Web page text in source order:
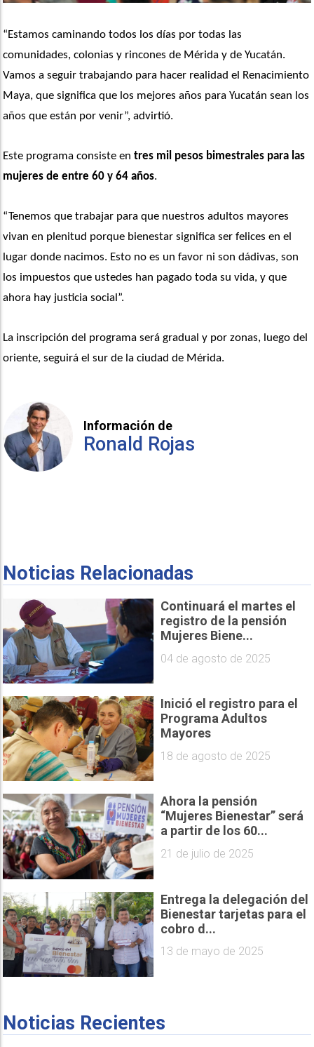
“Estamos caminando todos los días por todas las
comunidades, colonias y rincones de Mérida y de Yucatán.
Vamos a seguir trabajando para hacer realidad el Renacimiento
Maya, que significa que los mejores años para Yucatán sean los
años que están por venir”, advirtió.
Este programa consiste en tres mil pesos bimestrales para las
mujeres de entre 60 y 64 años.
“Tenemos que trabajar para que nuestros adultos mayores
vivan en plenitud porque bienestar significa ser felices en el
lugar donde nacimos. Esto no es un favor ni son dádivas, son
los impuestos que ustedes han pagado toda su vida, y que
ahora hay justicia social”.
La inscripción del programa será gradual y por zonas, luego del
oriente, seguirá el sur de la ciudad de Mérida.
Información de
Ronald Rojas
Noticias Relacionadas
Continuará el martes el
registro de la pensión
Mujeres Biene...
04 de agosto de 2025
Inició el registro para el
Programa Adultos
Mayores
18 de agosto de 2025
Ahora la pensión
“Mujeres Bienestar” será
a partir de los 60...
21 de julio de 2025
Entrega la delegación del
Bienestar tarjetas para el
cobro d...
13 de mayo de 2025
Noticias Recientes